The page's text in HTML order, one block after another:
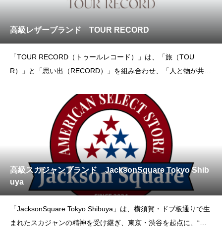
高級レザーブランド TOUR RECORD
「TOUR RECORD（トゥールレコード）」は、「旅（TOU
R）」と「思い出（RECORD）」を組み合わせ、「人と物が共に
す。お客様とのご縁を大切にし、TOUR RECORDのアイテム
が、皆様の旅の記憶を鮮やかに彩り、末永く愛される
高級スカジャンブランド JacksonSquare Tokyo Shib
uya
「JacksonSquare Tokyo Shibuya」は、横須賀・ドブ板通りで生
まれたスカジャンの精神を受け継ぎ、東京・渋谷を起点に、“本